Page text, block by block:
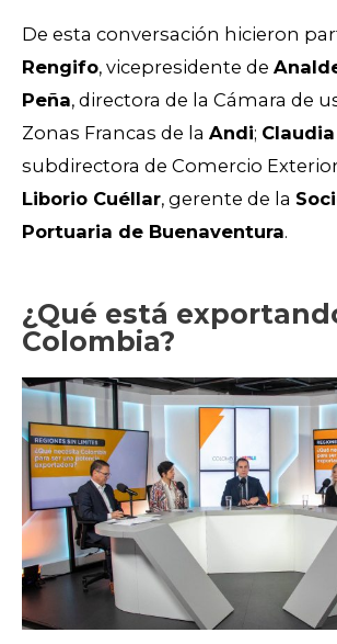
De esta conversación hicieron
Rengifo, vicepresidente de
Peña, directora de la Cámara de
Zonas Francas de la Andi;
subdirectora de Comercio
Liborio Cuéllar, gerente de la
Portuaria de Buenaventura.
¿Qué está
Colombia?